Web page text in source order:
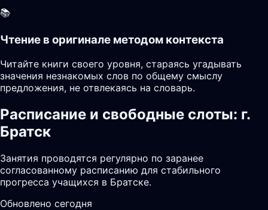
📚
Чтение в оригинале методом контекста
Читайте книги своего уровня, стараясь угадывать
значения незнакомых слов по общему смыслу
предложения, не отвлекаясь на словарь.
Расписание и свободные слоты: г.
Братск
Занятия проводятся регулярно по заранее
согласованному расписанию для стабильного
прогресса учащихся в Братске.
Обновлено сегодня